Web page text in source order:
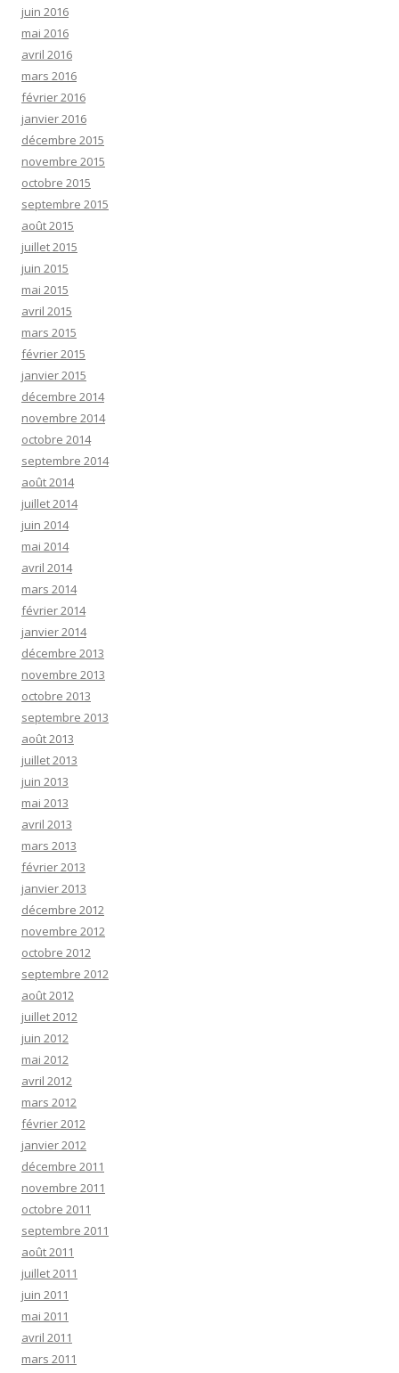
juin 2016
mai 2016
avril 2016
mars 2016
février 2016
janvier 2016
décembre 2015
novembre 2015
octobre 2015
septembre 2015
août 2015
juillet 2015
juin 2015
mai 2015
avril 2015
mars 2015
février 2015
janvier 2015
décembre 2014
novembre 2014
octobre 2014
septembre 2014
août 2014
juillet 2014
juin 2014
mai 2014
avril 2014
mars 2014
février 2014
janvier 2014
décembre 2013
novembre 2013
octobre 2013
septembre 2013
août 2013
juillet 2013
juin 2013
mai 2013
avril 2013
mars 2013
février 2013
janvier 2013
décembre 2012
novembre 2012
octobre 2012
septembre 2012
août 2012
juillet 2012
juin 2012
mai 2012
avril 2012
mars 2012
février 2012
janvier 2012
décembre 2011
novembre 2011
octobre 2011
septembre 2011
août 2011
juillet 2011
juin 2011
mai 2011
avril 2011
mars 2011